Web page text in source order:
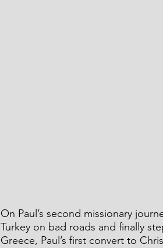
On Paul’s second missionary
Turkey on bad roads and finally
Greece, Paul’s first convert to